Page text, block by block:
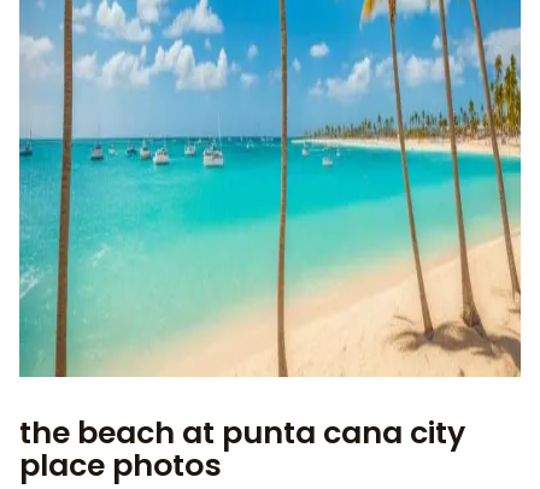
the beach at punta cana city
place photos